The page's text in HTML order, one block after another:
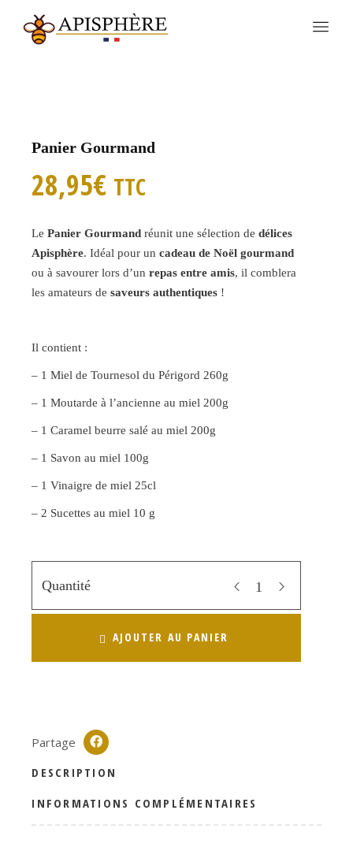
Panier Gourmand
28,95€ TTC
LePanier Gourmand réunit une sélection dedélices
Apisphère. Idéal pour uncadeau de Noël gourmand
ou à savourer lors d’unrepas entre amis, il comblera
les amateurs desaveurs authentiques !
Il contient :
– 1 Miel de Tournesol du Périgord 260g
– 1 Moutarde à l’ancienne au miel 200g
– 1 Caramel beurre salé au miel 200g
– 1 Savon au miel 100g
– 1 Vinaigre de miel 25cl
– 2 Sucettes au miel 10 g
Quantité
AJOUTER AU PANIER
Partage
DESCRIPTION
INFORMATIONS COMPLÉMENTAIRES